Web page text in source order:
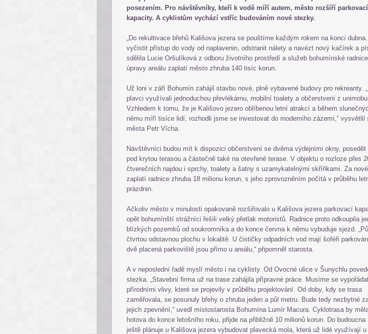
posezením. Pro návštěvníky, kteří k vodě míří autem, město rozšíří parkovací
kapacity. A cyklistům vychází vstříc budováním nové stezky.
„Do rekultivace břehů Kališova jezera se pouštíme každým rokem na konci
vyčistit přístup do vody od naplavenin, odstranit nálety a navézt nový kačírek a
sdělila Lucie Oršulíková z odboru životního prostředí a služeb bohumínské
úpravy areálu zaplatí město zhruba 140 tisíc korun.
Už loni v září Bohumín zahájil stavbu nové, plně vybavené budovy pro rekreanty.
plavci využívali jednoduchou převlékárnu, mobilní toalety a občerstvení z
Vzhledem k tomu, že je Kališovo jezero oblíbenou letní atrakcí a během
němu míří tisíce lidí, rozhodli jsme se investovat do moderního zázemí,“ vysvětlil
města Petr Vícha.
Návštěvníci budou mít k dispozici občerstvení se dvěma výdejními okny, posedět
pod krytou terasou a částečně také na otevřené terase. V objektu o rozloze přes
čtverečních najdou i sprchy, toalety a šatny s uzamykatelnými skříňkami. Za
zaplatí radnice zhruba 18 milionu korun, s jeho zprovozněním počítá v průběhu
prázdnin.
Ačkoliv město v minulosti opakovaně rozšiřovalo u Kališova jezera parkovací
opět bohumínští strážníci řešili velký přetlak motoristů. Radnice proto odkoupila
blízkých pozemků od soukromníka a do konce června k němu vybuduje sjezd.
čtvrtou odstavnou plochu v lokalitě. U čističky odpadních vod mají šoféři
dvě placená parkoviště jsou přímo u areálu,“ připomněl starosta.
A v neposlední řadě myslí město i na cyklisty. Od Ovocné ulice v Šunychlu
stezka. „Stavební firma už na trase zahájila přípravné práce. Musíme se
přírodními vlivy, které se projevily v průběhu projektování. Od doby, kdy se trasa
zaměřovala, se posunuly břehy o zhruba jeden a půl metru. Bude tedy nezbytné
jejich zpevnění,“ uvedl místostarosta Bohumína Lumír Macura. Cyklotrasa by
hotova do konce letošního roku, přijde na přibližně 10 milionů korun. Do budoucna
ještě plánuje u Kališova jezera vybudovat plavecká mola, která už lidé využívají u